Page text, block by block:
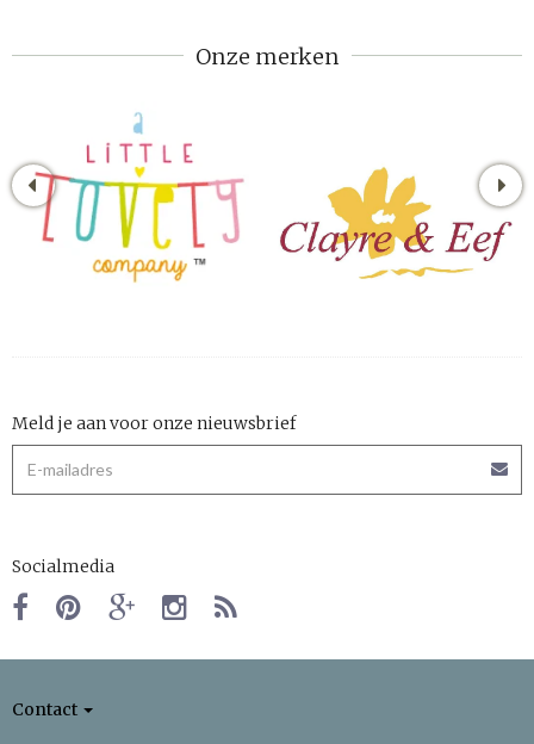
Onze merken
Meld je aan voor onze nieuwsbrief
Socialmedia
Contact